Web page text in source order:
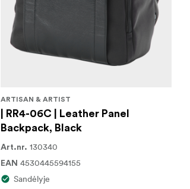
ARTISAN & ARTIST
| RR4-06C | Leather Panel
Backpack, Black
Art.nr. 130340
EAN 4530445594155
Sandėlyje